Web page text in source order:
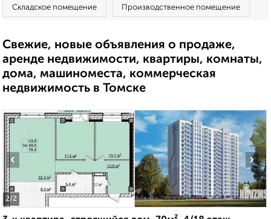
Складское помещение Производственное помещение
Свежие, новые объявления о продаже,
аренде недвижимости, квартиры, комнаты,
дома, машиноместа, коммерческая
недвижимость в Томске
2/2
‹ ›